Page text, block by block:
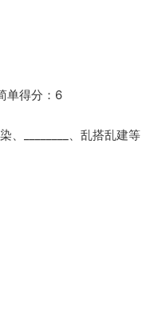
单得分：6
、________、乱搭乱建等